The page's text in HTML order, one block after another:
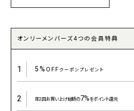
オンリーメンバーズ4つの会員特典
1 5%OFFクーポンプレゼント
2 年2回お買い上げ総額の7%をポイント還元